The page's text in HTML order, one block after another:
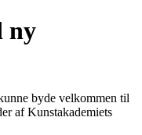
ny
byde velkommen til
af Kunstakademiets